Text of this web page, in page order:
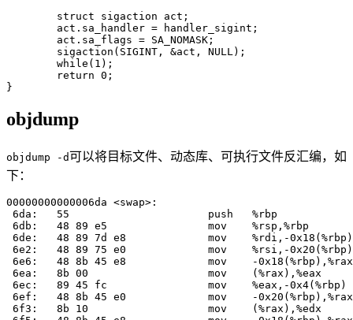
objdump
objdump -d可以将目标文件、动态库、可执行文件反汇编，如
下：
00000000000006da <swap>:
6da:	55                   	push   %rbp
6db:	48 89 e5             	mov    %rsp,%rbp
6de:	48 89 7d e8          	mov    %rdi,-0x18(%rbp)
6e2:	48 89 75 e0          	mov    %rsi,-0x20(%rbp)
6e6:	48 8b 45 e8          	mov    -0x18(%rbp),%rax
6ea:	8b 00                	mov    (%rax),%eax
6ec:	89 45 fc             	mov    %eax,-0x4(%rbp)
6ef:	48 8b 45 e0          	mov    -0x20(%rbp),%rax
6f3:	8b 10                	mov    (%rax),%edx